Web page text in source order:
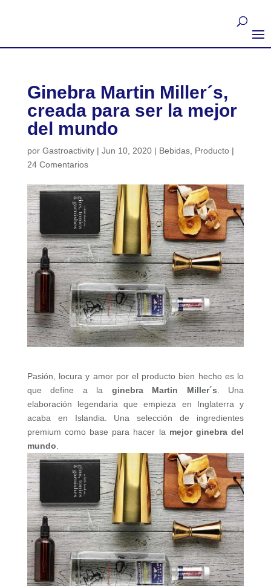
Ginebra Martin Miller´s,
creada para ser la mejor
del mundo
por Gastroactivity| Jun 10, 2020| Bebidas, Producto|
24 Comentarios
Pasión, locura y amor por el producto bien hecho es lo
que define a la ginebra Martin Miller´s . Una
elaboración legendaria que empieza en Inglaterra y
acaba en Islandia. Una selección de ingredientes
premium como base para hacer la mejor ginebra del
mundo